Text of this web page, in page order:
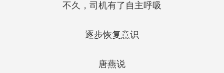
不久，司机有了自主呼吸
逐步恢复意识
唐燕说